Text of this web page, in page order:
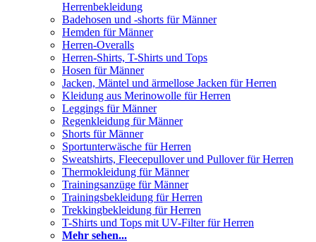
Herrenbekleidung
Badehosen und -shorts für Männer
Hemden für Männer
Herren-Overalls
Herren-Shirts, T-Shirts und Tops
Hosen für Männer
Jacken, Mäntel und ärmellose Jacken für Herren
Kleidung aus Merinowolle für Herren
Leggings für Männer
Regenkleidung für Männer
Shorts für Männer
Sportunterwäsche für Herren
Sweatshirts, Fleecepullover und Pullover für Herren
Thermokleidung für Männer
Trainingsanzüge für Männer
Trainingsbekleidung für Herren
Trekkingbekleidung für Herren
T-Shirts und Tops mit UV-Filter für Herren
Mehr sehen...